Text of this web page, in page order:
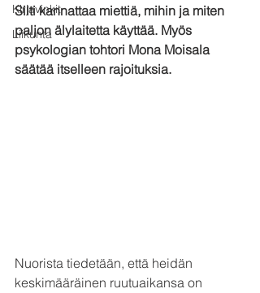
Kirjavinkit
Liikunta
Silti kannattaa miettiä, mihin ja miten
paljon älylaitetta käyttää. Myös
psykologian tohtori Mona Moisala
säätää itselleen rajoituksia.
Nuorista tiedetään, että heidän
keskimääräinen ruutuaikansa on